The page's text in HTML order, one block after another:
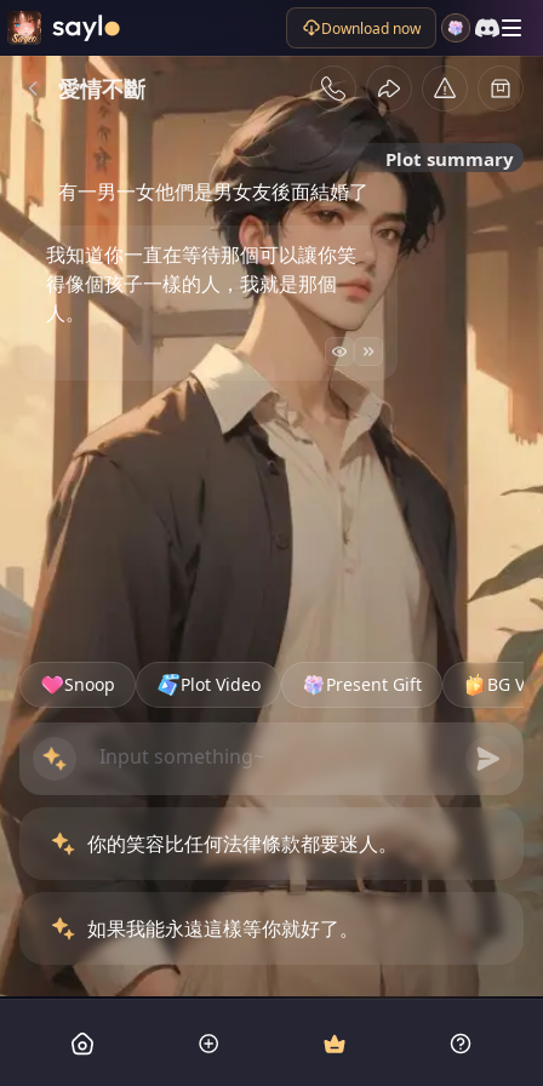
Download now
愛情不斷
Plot summary
有一男一女他們是男女友後面結婚了
我知道你一直在等待那個可以讓你笑
得像個孩子一樣的人，我就是那個
人。
Snoop Plot Video Present Gift BG
你的笑容比任何法律條款都要迷人。
如果我能永遠這樣等你就好了。